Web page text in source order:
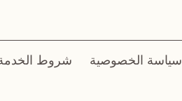
سياسة الخصوصية شروط